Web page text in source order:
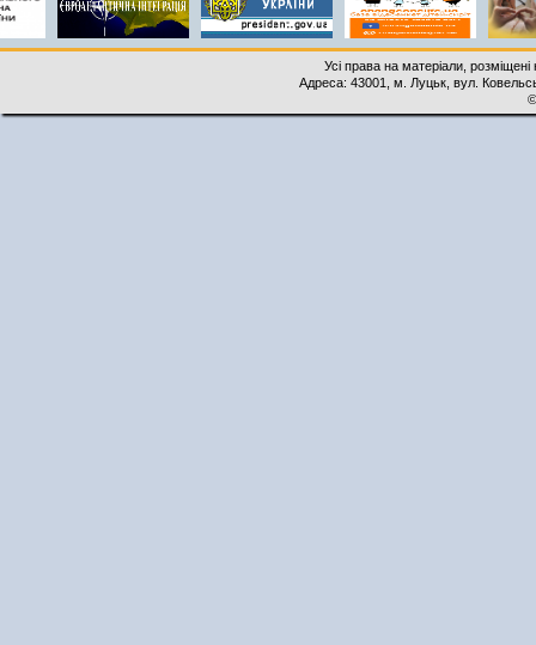
Усі права на матеріали,
Адреса: 43001, м. Луцьк, вул.